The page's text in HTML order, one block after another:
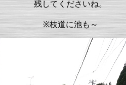
残してくださいね。
※枝道に池も～